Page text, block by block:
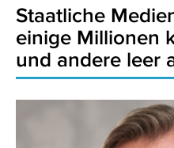
Staatliche
einige Millionen
und andere leer